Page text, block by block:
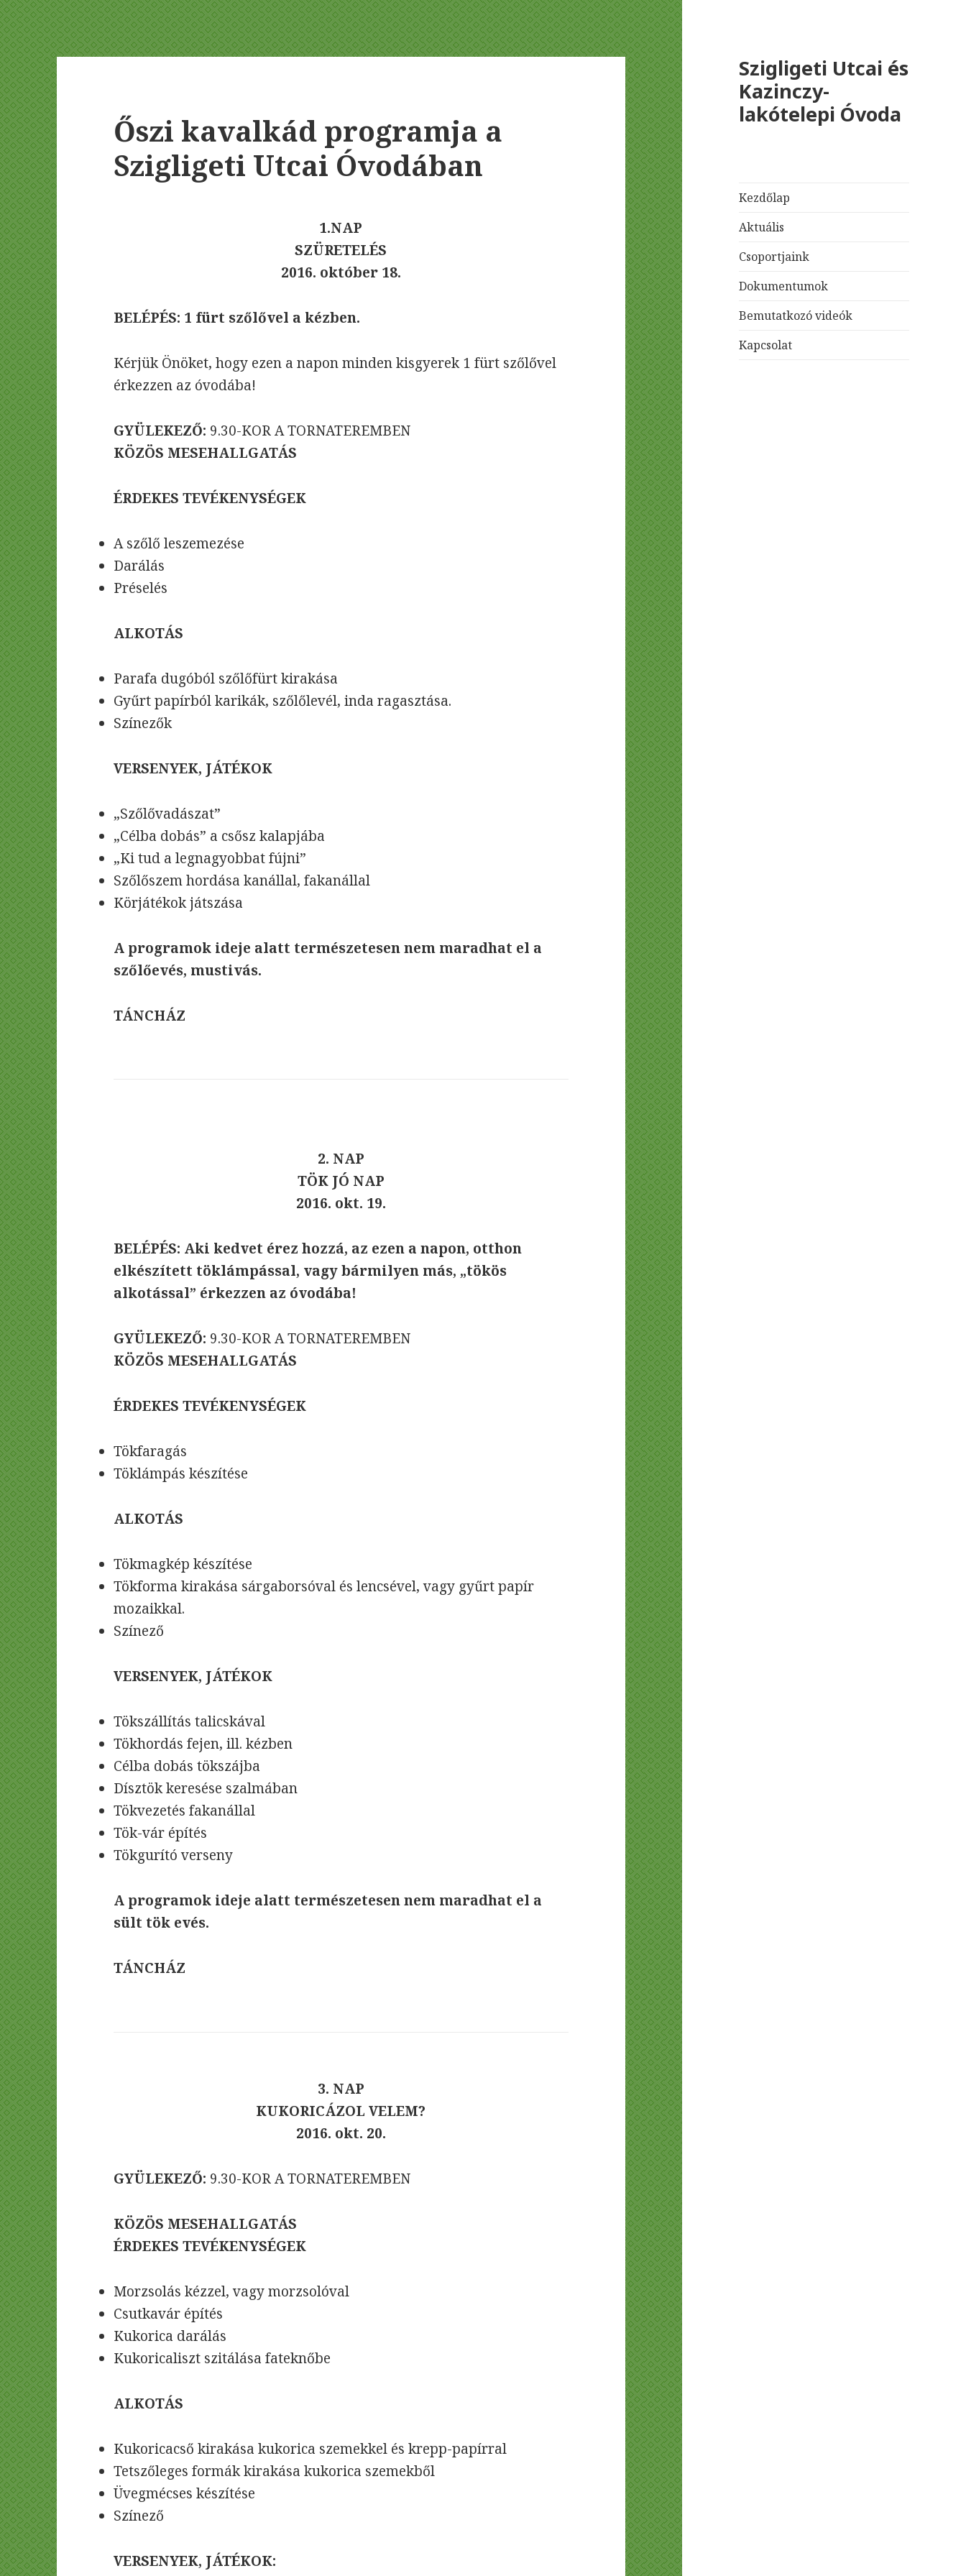
Szigligeti Utcai és
Kazinczy-
lakótelepi Óvoda
Kezdőlap
Aktuális
Csoportjaink
Dokumentumok
Bemutatkozó videók
Kapcsolat
Őszi kavalkád programja a
Szigligeti Utcai Óvodában
1.NAP
SZÜRETELÉS
2016. október 18.
BELÉPÉS: 1 fürt szőlővel a kézben.
Kérjük Önöket, hogy ezen a napon minden kisgyerek 1 fürt szőlővel
érkezzen az óvodába!
GYÜLEKEZŐ: 9.30-KOR A TORNATEREMBEN
KÖZÖS MESEHALLGATÁS
ÉRDEKES TEVÉKENYSÉGEK
A szőlő leszemezése
Darálás
Préselés
ALKOTÁS
Parafa dugóból szőlőfürt kirakása
Gyűrt papírból karikák, szőlőlevél, inda ragasztása.
Színezők
VERSENYEK, JÁTÉKOK
„Szőlővadászat”
„Célba dobás” a csősz kalapjába
„Ki tud a legnagyobbat fújni”
Szőlőszem hordása kanállal, fakanállal
Körjátékok játszása
A programok ideje alatt természetesen nem maradhat el a
szőlőevés, mustivás.
TÁNCHÁZ
2. NAP
TÖK JÓ NAP
2016. okt. 19.
BELÉPÉS: Aki kedvet érez hozzá, az ezen a napon, otthon
elkészített töklámpással, vagy bármilyen más, „tökös
alkotással” érkezzen az óvodába!
GYÜLEKEZŐ: 9.30-KOR A TORNATEREMBEN
KÖZÖS MESEHALLGATÁS
ÉRDEKES TEVÉKENYSÉGEK
Tökfaragás
Töklámpás készítése
ALKOTÁS
Tökmagkép készítése
Tökforma kirakása sárgaborsóval és lencsével, vagy gyűrt papír
mozaikkal.
Színező
VERSENYEK, JÁTÉKOK
Tökszállítás talicskával
Tökhordás fejen, ill. kézben
Célba dobás tökszájba
Dísztök keresése szalmában
Tökvezetés fakanállal
Tök-vár építés
Tökgurító verseny
A programok ideje alatt természetesen nem maradhat el a
sült tök evés.
TÁNCHÁZ
3. NAP
KUKORICÁZOL VELEM?
2016. okt. 20.
GYÜLEKEZŐ: 9.30-KOR A TORNATEREMBEN
KÖZÖS MESEHALLGATÁS
ÉRDEKES TEVÉKENYSÉGEK
Morzsolás kézzel, vagy morzsolóval
Csutkavár építés
Kukorica darálás
Kukoricaliszt szitálása fateknőbe
ALKOTÁS
Kukoricacső kirakása kukorica szemekkel és krepp-papírral
Tetszőleges formák kirakása kukorica szemekből
Üvegmécses készítése
Színező
VERSENYEK, JÁTÉKOK: